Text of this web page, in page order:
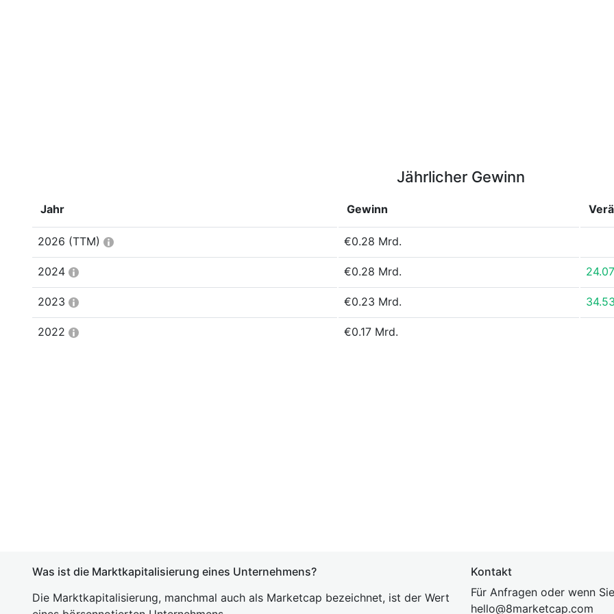
Jährlicher Gewinn
Jahr Gewinn
2026 (TTM) €0.28 Mrd.
2024 €0.28 Mrd.
2023 €0.23 Mrd.
2022 €0.17 Mrd.
Was ist die Marktkapitalisierung eines Unternehmens?
Die Marktkapitalisierung, manchmal auch als Marketcap bezeichnet, ist der Wert
Kontakt
Für Anfragen oder wenn
hello@8marketcap.com